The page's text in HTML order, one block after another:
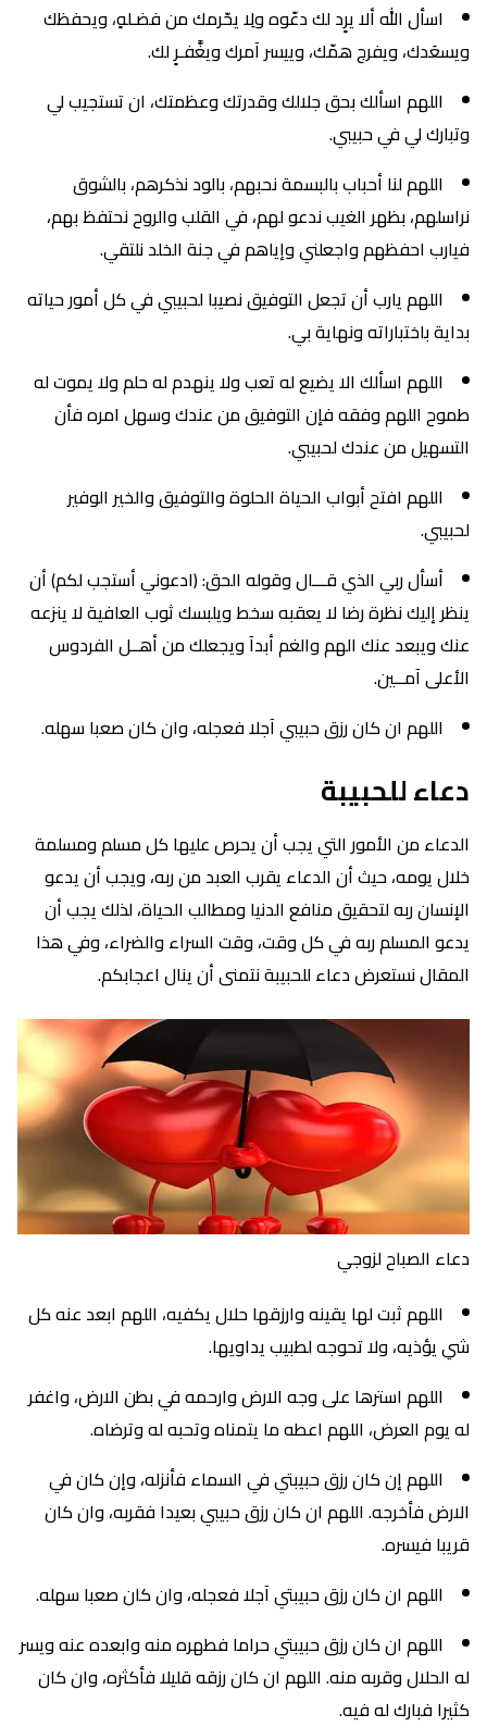
اسأل الله ألا يرٍد لك دعّوه ولِا يحّرمك من فضـلهٍ، ويحفظك
ويسعَدك، ويفرج همّك، وييسر آمرك ويغَّفـرٍ لك.
اللهم اسألك بحق جلالك وقدرتك وعظمتك، ان تستجيب لي
وتبارك لي في حبيبي.
اللهم لنا أحباب بالبسمة نحبهم، بالود نذكرهم، بالشوق
نراسلهم، بظهر الغيب ندعو لهم، في القلب والروح نحتفظ بهم،
فيارب احفظهم واجعلني وإياهم في جنة الخلد نلتقي.
اللهم يارب أن تجعل التوفيق نصيبا لحبيبي في كل أمور حياته
بداية باختباراته ونهاية بي.
اللهم اسألك الا يضيع له تعب ولا ينهدم له حلم ولا يموت له
طموح اللهم وفقه فإن التوفيق من عندك وسهل امره فأن
التسهيل من عندك لحبيبي.
اللهم افتح أبواب الحياة الحلوة والتوفيق والخير الوفير
لحبيبي.
أسأل ربي الذي قـــال وقوله الحق: (ادعوني أستجب لكم) أن
ينظر إليك نظرة رضا لا يعقبه سخط ويلبسك ثوب العافية لا ينزعه
عنك ويبعد عنك الهم والغم أبدآ ويجعلك من أهــل الفردوس
الأعلى آمــين.
اللهم ان كان رزق حبيبي آجلا فعجله، وان كان صعبا سهله.
دعاء للحبيبة
الدعاء من الأمور التي يجب أن يحرص عليها كل مسلم ومسلمة
خلال يومه، حيث أن الدعاء يقرب العبد من ربه، ويجب أن يدعو
الإنسان ربه لتحقيق منافع الدنيا ومطالب الحياة، لذلك يجب أن
يدعو المسلم ربه في كل وقت، وقت السراء والضراء، وفي هذا
المقال نستعرض دعاء للحبيبة نتمنى أن ينال اعجابكم.
دعاء الصباح لزوجي
اللهم ثبت لها يقينه وارزقها حلال يكفيه، اللهم ابعد عنه كل
شي يؤذيه، ولا تحوجه لطبيب يداويها.
اللهم استرها على وجه الارض وارحمه في بطن الارض، واغفر
له يوم العرض، اللهم اعطه ما يتمناه وتحبه له وترضاه.
اللهم إن كان رزق حبيبتي في السماء فأنزله، وإن كان في
الارض فأخرجه. اللهم ان كان رزق حبيبي بعيدا فقربه، وان كان
قريبا فيسره.
اللهم ان كان رزق حبيبتي آجلا فعجله، وان كان صعبا سهله.
اللهم ان كان رزق حبيبتي حراما فطهره منه وابعده عنه ويسر
له الحلال وقربه منه. اللهم ان كان رزقه قليلا فأكثره، وان كان
كثيرا فبارك له فيه.